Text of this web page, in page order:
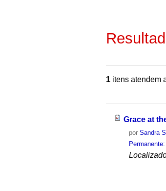
1 itens atendem
Grace at
porSandra